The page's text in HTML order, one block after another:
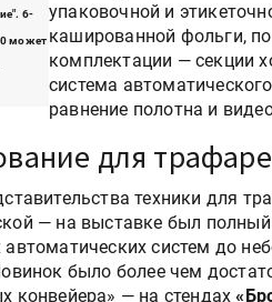
6-
может
упаковочной и
кашированной фольги,
комплектации — секции
система
равнение полотна и
для
техники для
— на выставке был
автоматических систем до
было более чем
конвейера» — на стендах
УФ-принтер Mimaki UJV200
запущен в компании